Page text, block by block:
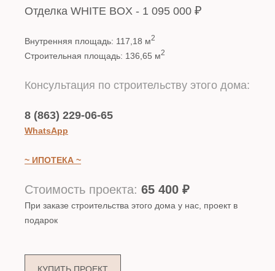
Отделка WHITE BOX - 1 095 000 ₽
Внутренняя площадь: 117,18 м2
Строительная площадь: 136,65 м2
Консультация по строительству этого дома:
8 (863) 229-06-65
WhatsApp
~ ИПОТЕКА ~
Стоимость проекта: 65 400 ₽
При заказе строительства этого дома у нас, проект в
подарок